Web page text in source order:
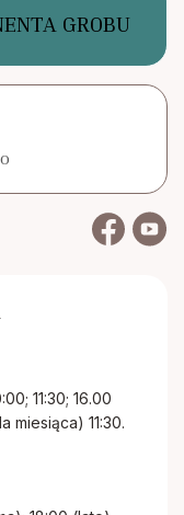
GROBU
11:30; 16.00
miesiąca) 11:30.